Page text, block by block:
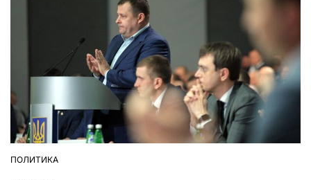
ОПУБЛІКУВАТИ
ПОЛИТИКА